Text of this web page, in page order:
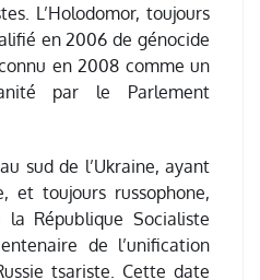
L’Holodomor, toujours
en 2006 de génocide
en 2008 comme un
par le Parlement
sud de l’Ukraine, ayant
et toujours russophone,
République Socialiste
de l’unification
tsariste. Cette date